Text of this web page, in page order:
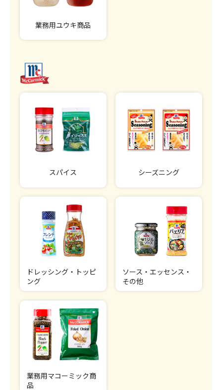
業務用ユウキ商品
スパイス シーズニング
ドレッシング・トッピ
ング
ソース・エッセンス・
その他
業務用マコーミック商
品